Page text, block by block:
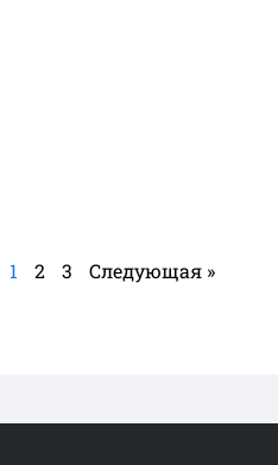
1 2 3 Следующая »